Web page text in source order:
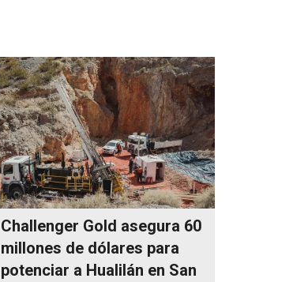
Challenger Gold asegura 60
millones de dólares para
potenciar a Hualilán en San